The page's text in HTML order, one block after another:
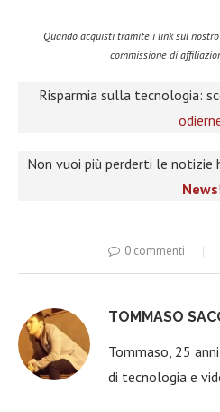
Quando acquisti tramite i link sul
commissione di
Risparmia sulla tecnologia:
Non vuoi più perderti le notizie
News!
0 commenti
TOMMASO
Tommaso, 25
di tecnologia e